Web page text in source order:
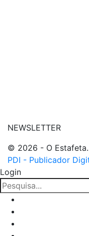
NEWSLETTER
© 2026 - O
PDI - Publicador
Login